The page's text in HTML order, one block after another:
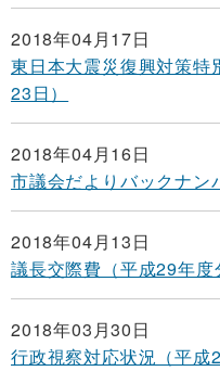
2018年04月17日
東日本大震災復興対策特
23日）
2018年04月16日
市議会だよりバックナン
2018年04月13日
議長交際費（平成29年度
2018年03月30日
行政視察対応状況（平成